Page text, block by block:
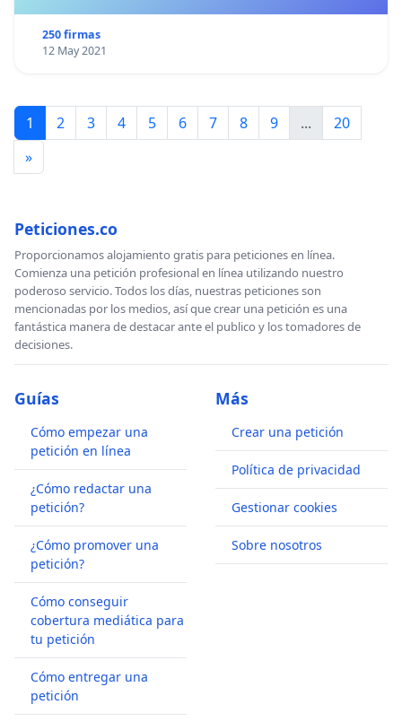
250 firmas
12 May 2021
1 2 3 4 5 6 7 8 9 ...
20
»
Peticiones.co
Proporcionamos alojamiento gratis para peticiones en línea.
Comienza una petición profesional en línea utilizando nuestro
poderoso servicio. Todos los días, nuestras peticiones son
mencionadas por los medios, así que crear una petición es una
fantástica manera de destacar ante el publico y los tomadores de
decisiones.
Guías
Cómo empezar una
petición en línea
¿Cómo redactar una
petición?
¿Cómo promover una
petición?
Cómo conseguir
cobertura mediática para
tu petición
Cómo entregar una
petición
Más
Crear una petición
Política de privacidad
Gestionar cookies
Sobre nosotros